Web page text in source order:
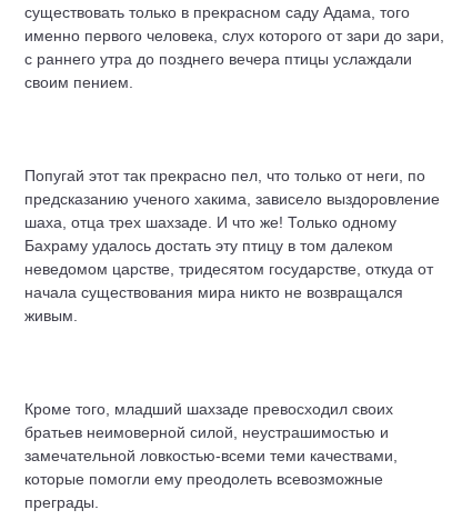
существовать только в прекрасном саду Адама, того
именно первого человека, слух которого от зари до зари,
с раннего утра до позднего вечера птицы услаждали
своим пением.
Попугай этот так прекрасно пел, что только от неги, по
предсказанию ученого хакима, зависело выздоровление
шаха, отца трех шахзаде. И что же! Только одному
Бахраму удалось достать эту птицу в том далеком
неведомом царстве, тридесятом государстве, откуда от
начала существования мира никто не возвращался
живым.
Кроме того, младший шахзаде превосходил своих
братьев неимоверной силой, неустрашимостью и
замечательной ловкостью-всеми теми качествами,
которые помогли ему преодолеть всевозможные
преграды.